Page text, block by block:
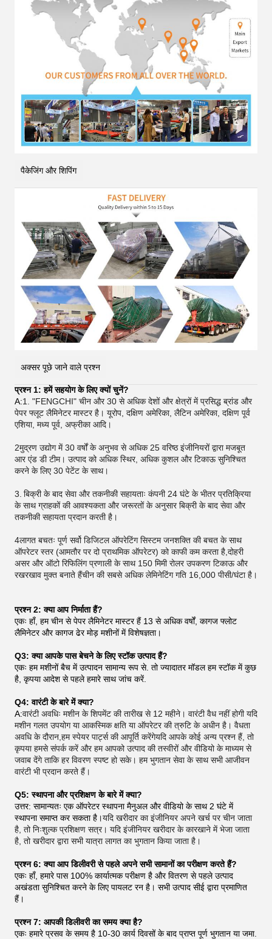
पैकेजिंग और शिपिंग
अक्सर पूछे जाने वाले प्रश्न
प्रश्न 1: हमें सहयोग के लिए क्यों चुनें?
A:1. "FENGCHI" चीन और 30 से अधिक देशों और क्षेत्रों में प्रसिद्ध ब्रांड और
पेपर फ्लूट लैमिनेटर मास्टर है। यूरोप, दक्षिण अमेरिका, लैटिन अमेरिका, दक्षिण पूर्व
एशिया, मध्य पूर्व, अफ्रीका आदि।
2मुद्रण उद्योग में 30 वर्षों के अनुभव से अधिक 25 वरिष्ठ इंजीनियरों द्वारा मजबूत
आर एंड डी टीम। उत्पाद को अधिक स्थिर, अधिक कुशल और टिकाऊ सुनिश्चित
करने के लिए 30 पेटेंट के साथ।
3. बिक्री के बाद सेवा और तकनीकी सहायताः कंपनी 24 घंटे के भीतर प्रतिक्रिया
के साथ ग्राहकों की आवश्यकता और जरूरतों के अनुसार बिक्री के बाद सेवा और
तकनीकी सहायता प्रदान करती है।
4लागत बचतः पूर्ण सर्वो डिजिटल ऑपरेटिंग सिस्टम जनशक्ति की बचत के साथ
ऑपरेटर स्तर (आमतौर पर दो प्राथमिक ऑपरेटर) को काफी कम करता है,दोहरी
असर और ऑटो रिफिलिंग प्रणाली के साथ 150 मिमी रोलर उपकरण टिकाऊ और
रखरखाव मुक्त बनाते हैंचीन की सबसे अधिक लेमिनेटिंग गति 16,000 पीसी/घंटा है।
प्रश्न 2: क्या आप निर्माता हैं?
एकः हाँ, हम चीन से पेपर लैमिनेटर मास्टर हैं 13 से अधिक वर्षों, कागज फ्लोट
लैमिनेटर और कागज ढेर मोड़ मशीनों में विशेषज्ञता।
Q3: क्या आपके पास बेचने के लिए स्टॉक उत्पाद हैं?
एकः हम मशीनों बैच में उत्पादन सामान्य रूप से. तो ज्यादातर मॉडल हम स्टॉक में कुछ
है, कृपया आदेश से पहले हमारे साथ जांच करें.
Q4: वारंटी के बारे में क्या?
A:वारंटी अवधिः मशीन के शिपमेंट की तारीख से 12 महीने। वारंटी वैध नहीं होगी यदि
मशीन गलत उपयोग या आकस्मिक क्षति या ऑपरेटर की त्रुटि के अधीन है। वैधता
अवधि के दौरान,हम स्पेयर पार्ट्स की आपूर्ति करेंगेयदि आपके कोई अन्य प्रश्न हैं, तो
कृपया हमसे संपर्क करें और हम आपको उत्पाद की तस्वीरों और वीडियो के माध्यम से
जवाब देंगे ताकि हर विवरण स्पष्ट हो सके। हम भुगतान सेवा के साथ सभी आजीवन
वारंटी भी प्रदान करते हैं।
Q5: स्थापना और प्रशिक्षण के बारे में क्या?
उत्तर: सामान्यतः एक ऑपरेटर स्थापना मैनुअल और वीडियो के साथ 2 घंटे में
स्थापना समाप्त कर सकता है।यदि खरीदार का इंजीनियर अपने खर्च पर चीन जाता
है, तो निःशुल्क प्रशिक्षण सत्र। यदि इंजीनियर खरीदार के कारखाने में भेजा जाता
है, तो खरीदार द्वारा सभी यात्रा लागत का भुगतान किया जाता है।
प्रश्न 6: क्या आप डिलीवरी से पहले अपने सभी सामानों का परीक्षण करते हैं?
एकः हाँ, हमारे पास 100% कार्यात्मक परीक्षण है और वितरण से पहले उत्पाद
अखंडता सुनिश्चित करने के लिए पायलट रन है। सभी उत्पाद सीई द्वारा प्रमाणित
हैं।
प्रश्न 7: आपकी डिलीवरी का समय क्या है?
एकः हमारे प्रसव के समय है 10-30 कार्य दिवसों के बाद प्राप्त पूर्ण भुगतान या जमा.